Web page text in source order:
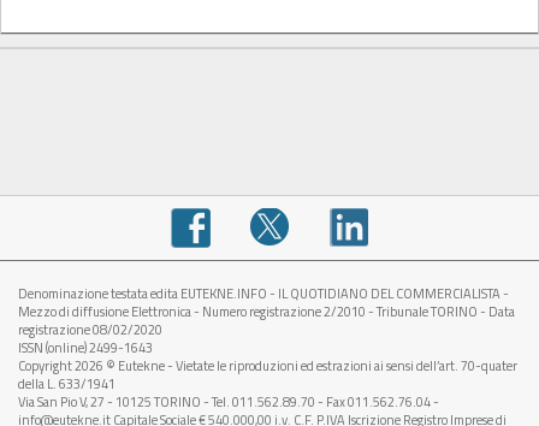
Denominazione testata edita EUTEKNE.INFO - IL QUOTIDIANO DEL COMMERCIALISTA -
Mezzo di diffusione Elettronica - Numero registrazione 2/2010 - Tribunale TORINO - Data
registrazione 08/02/2020
ISSN (online) 2499-1643
Copyright 2026 © Eutekne - Vietate le riproduzioni ed estrazioni ai sensi dell’art. 70-quater
della L. 633/1941
Via San Pio V, 27 - 10125 TORINO - Tel. 011.562.89.70 - Fax 011.562.76.04 -
info@eutekne.it Capitale Sociale € 540.000,00 i.v. C.F. P.IVA Iscrizione Registro Imprese di